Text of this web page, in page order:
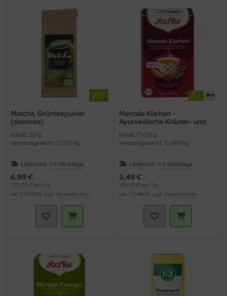
Matcha, Grünteepulver
(dennree)
Inhalt: 30 g
Versandgewicht: 0,035 kg
Lieferzeit: 1-4 Werktage
6,99 €
233,00 € pro 1 kg
inkl. 7 % MwSt. zzgl. Versandkosten
Mentale Klarheit -
Ayurvedische Kräuter- und
TEA)
Inhalt: 17x1,9 g
Versandgewicht: 0,069 kg
Lieferzeit: 1-4 Werktage
3,49 €
108,05 € pro 1 kg
inkl. 7 % MwSt. zzgl. Versandkosten